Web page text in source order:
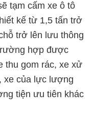
tạm cấm xe ô tô
kế từ 1,5 tấn trở
trở lên lưu thông
hợp được
thu gom rác, xe xử
xe của lực lượng
tiện ưu tiên khác